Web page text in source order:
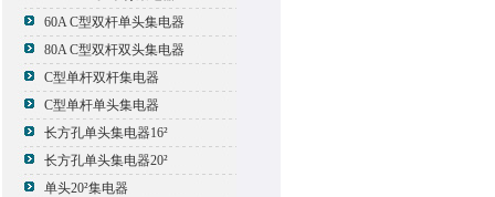
60A C型双杆单头集电器
80A C型双杆双头集电器
C型单杆双杆集电器
C型单杆单头集电器
长方孔单头集电器16²
长方孔单头集电器20²
单头20²集电器